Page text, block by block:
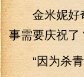
金米妮好奇
事需要庆祝了
“因为杀青